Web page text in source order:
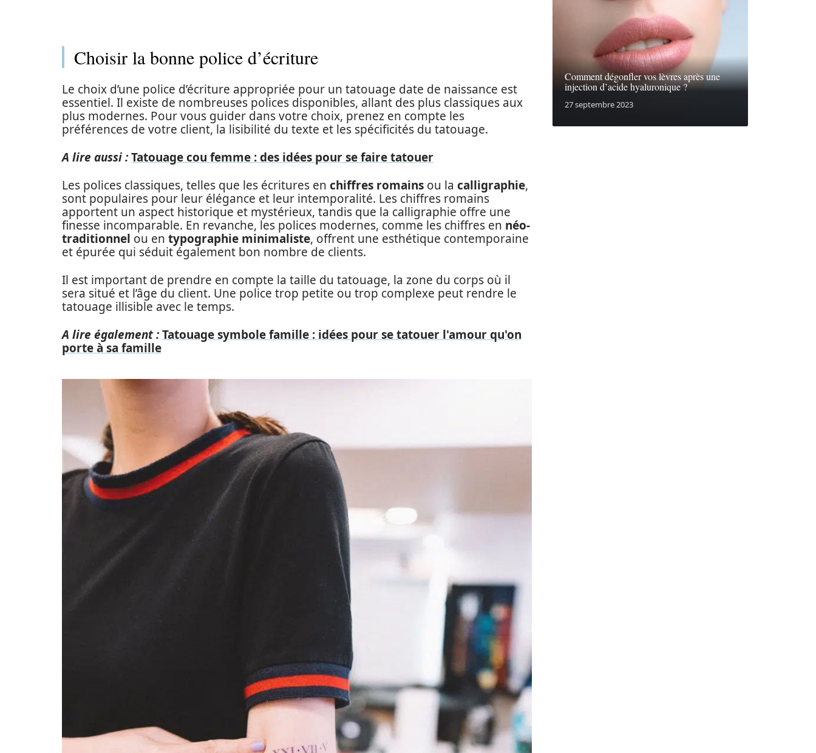
Choisir la bonne police d’écriture
Le choix d’une police d’écriture appropriée pour un tatouage date de naissance est
essentiel. Il existe de nombreuses polices disponibles, allant des plus classiques aux
plus modernes. Pour vous guider dans votre choix, prenez en compte les
préférences de votre client, la lisibilité du texte et les spécificités du tatouage.
A lire aussi :Tatouage cou femme : des idées pour se faire tatouer
Les polices classiques, telles que les écritures en chiffres romains ou la calligraphie,
sont populaires pour leur élégance et leur intemporalité. Les chiffres romains
apportent un aspect historique et mystérieux, tandis que la calligraphie offre une
finesse incomparable. En revanche, les polices modernes, comme les chiffres en néo-
traditionnel ou en typographie minimaliste, offrent une esthétique contemporaine
et épurée qui séduit également bon nombre de clients.
Il est important de prendre en compte la taille du tatouage, la zone du corps où il
sera situé et l’âge du client. Une police trop petite ou trop complexe peut rendre le
tatouage illisible avec le temps.
A lire également :Tatouage symbole famille : idées pour se tatouer l'amour qu'on
porte à sa famille
Comment dégonfler vos lèvres après une
injection d’acide hyaluronique ?
27 septembre 2023